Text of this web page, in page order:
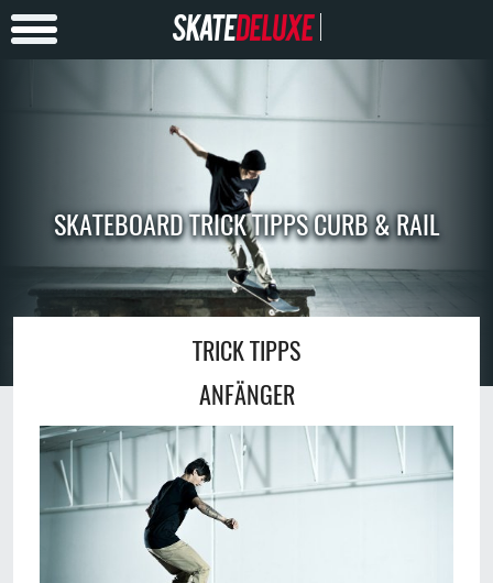
SKATEBOARD TRICK TIPPS CURB & RAIL
TRICK TIPPS
ANFÄNGER